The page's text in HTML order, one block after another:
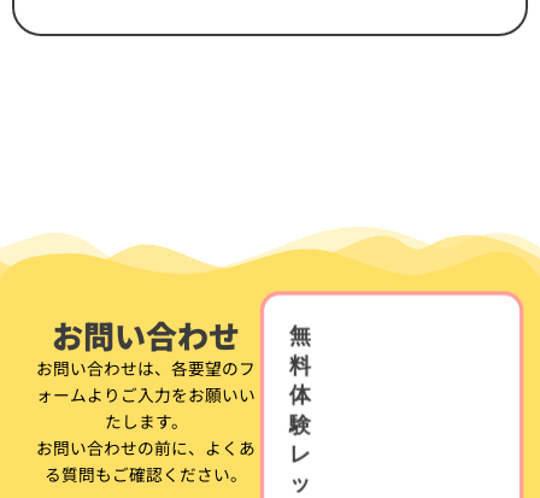
お問い合わせ
お問い合わせは、各要望のフ
ォームよりご入力をお願いい
たします。
お問い合わせの前に、よくあ
る質問もご確認ください。
無
料
体
験
レ
ッ